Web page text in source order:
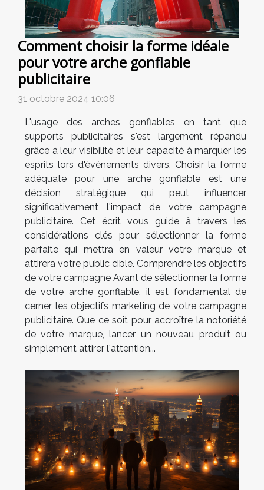
Comment choisir la forme idéale
pour votre arche gonflable
publicitaire
31 octobre 2024 10:06
L'usage des arches gonflables en tant que
supports publicitaires s'est largement répandu
grâce à leur visibilité et leur capacité à marquer les
esprits lors d'événements divers. Choisir la forme
adéquate pour une arche gonflable est une
décision stratégique qui peut influencer
significativement l'impact de votre campagne
publicitaire. Cet écrit vous guide à travers les
considérations clés pour sélectionner la forme
parfaite qui mettra en valeur votre marque et
attirera votre public cible. Comprendre les objectifs
de votre campagne Avant de sélectionner la forme
de votre arche gonflable, il est fondamental de
cerner les objectifs marketing de votre campagne
publicitaire. Que ce soit pour accroître la notoriété
de votre marque, lancer un nouveau produit ou
simplement attirer l'attention...